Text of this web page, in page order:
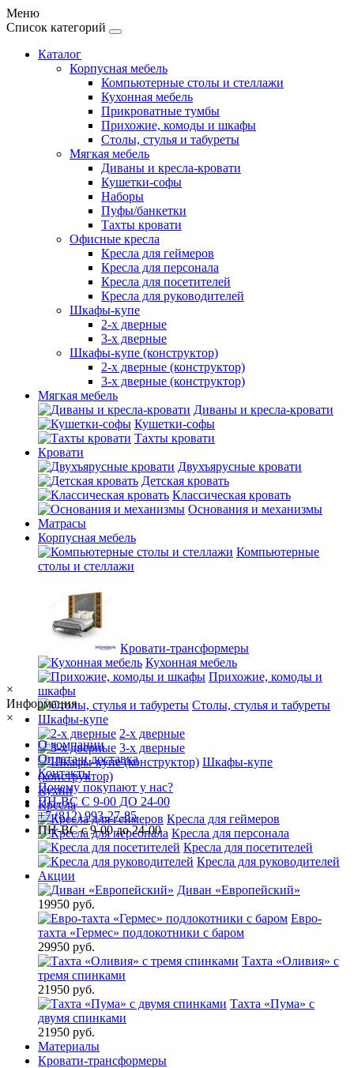
Меню
Список категорий
Каталог
Корпусная мебель
Компьютерные столы и стеллажи
Кухонная мебель
Прикроватные тумбы
Прихожие, комоды и шкафы
Столы, стулья и табуреты
Мягкая мебель
Диваны и кресла-кровати
Кушетки-софы
Наборы
Пуфы/банкетки
Тахты кровати
Офисные кресла
Кресла для геймеров
Кресла для персонала
Кресла для посетителей
Кресла для руководителей
Шкафы-купе
2-х дверные
3-х дверные
Шкафы-купе (конструктор)
2-х дверные (конструктор)
3-х дверные (конструктор)
Мягкая мебель
Диваны и кресла-кровати
Кушетки-софы
Тахты кровати
Кровати
Двухъярусные кровати
Детская кровать
Классическая кровать
Основания и механизмы
Матрасы
Корпусная мебель
Компьютерные
столы и стеллажи
Кровати-трансформеры
Кухонная мебель
Прихожие, комоды и
шкафы
Столы, стулья и табуреты
Шкафы-купе
2-х дверные
3-х дверные
Шкафы-купе
(конструктор)
Кухни
Кресла
Кресла для геймеров
Кресла для персонала
Кресла для посетителей
Кресла для руководителей
Акции
Диван «Европейский»
19950 руб.
Евро-
тахта «Гермес» подлокотники с баром
29950 руб.
Тахта «Оливия» с
тремя спинками
21950 руб.
Тахта «Пума» с
двумя спинками
21950 руб.
Материалы
Кровати-трансформеры
×
Информация
×
О компании
Оплата и доставка
Контакты
Почему покупают у нас?
ПН-ВС С 9-00 ДО 24-00
+7 (812) 993-27-85
ПН-ВС с 9-00 до 24-00